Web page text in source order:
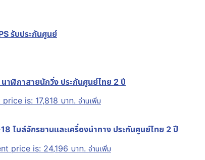
รับประกันศูนย์
ฬิกาสายนักวิ่ง ประกันศูนย์ไทย 2 ปี
is: 17,818 บาท. อ่านเพิ่ม
มล์จักรยานและเครื่องนำทาง ประกันศูนย์ไทย 2 ปี
price is: 24,196 บาท. อ่านเพิ่ม